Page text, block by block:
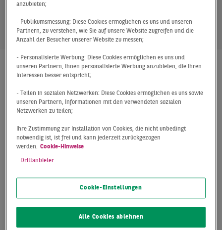
Podcast 46
Drei Fakten zur Episode
„Retailmarkt:
Erfolgsstrategien trotz
Krise“
1
anzubieten;
- Publikumsmessung: Diese Cookies ermöglichen es uns und unseren
Partnern, zu verstehen, wie Sie auf unsere Website zugreifen und die
Anzahl der Besucher unserer Website zu messen;
- Personalisierte Werbung: Diese Cookies ermöglichen es uns und
unseren Partnern, Ihnen personalisierte Werbung anzubieten, die Ihren
Interessen besser entspricht;
- Teilen in sozialen Netzwerken: Diese Cookies ermöglichen es uns sowie
unseren Partnern, Informationen mit den verwendeten sozialen
Netzwerken zu teilen;
Ihre Zustimmung zur Installation von Cookies, die nicht unbedingt
notwendig ist, ist frei und kann jederzeit zurückgezogen
werden. Cookie-Hinweise
Drittanbieter
Cookie-Einstellungen
Alle Cookies ablehnen